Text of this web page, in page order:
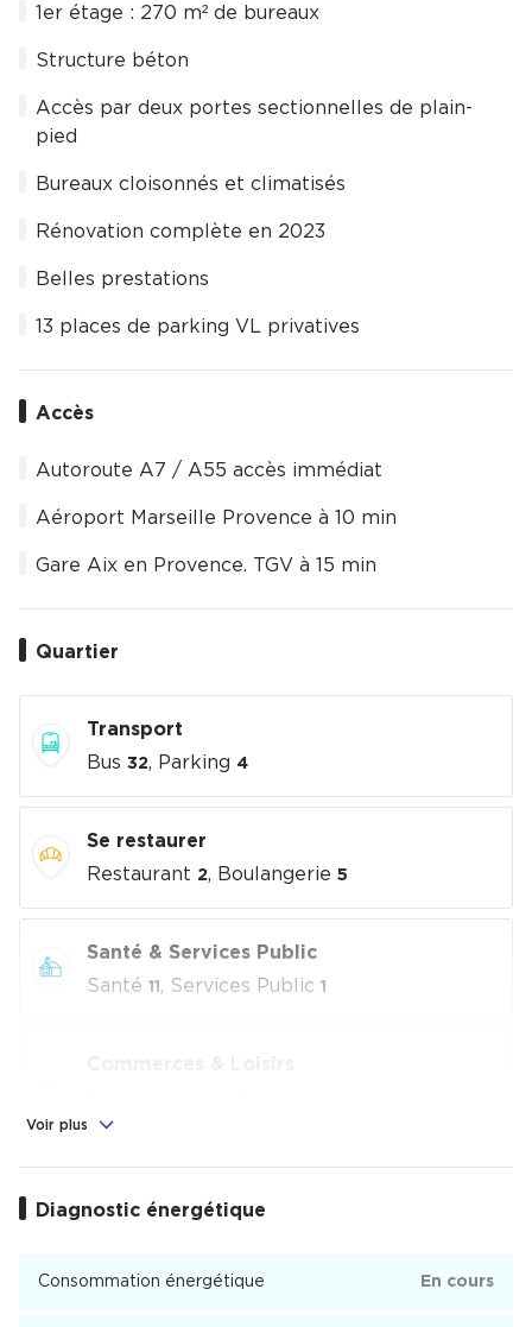
1er étage : 270 m² de bureaux
Structure béton
Accès par deux portes sectionnelles de plain-
pied
Bureaux cloisonnés et climatisés
Rénovation complète en 2023
Belles prestations
13 places de parking VL privatives
Accès
Autoroute A7 / A55 accès immédiat
Aéroport Marseille Provence à 10 min
Gare Aix en Provence. TGV à 15 min
Quartier
Transport
Bus 32, Parking 4
Se restaurer
Restaurant 2, Boulangerie 5
Santé & Services Public
Santé 11 , Services Public 1
culturels
Éducation
Voir plus
Diagnostic énergétique
Consommation énergétique En cours